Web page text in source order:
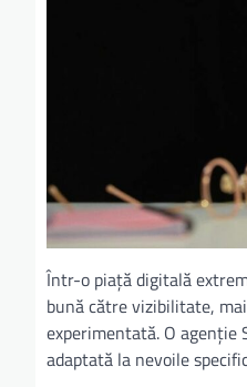
Într-o piață digitală
bună către vizibilitate,
experimentată. O
adaptată la nevoile